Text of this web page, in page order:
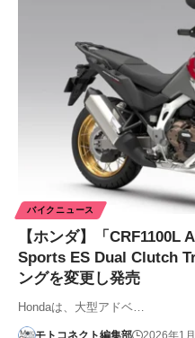
バイクニュース
【ホンダ】「
Sports ES Dual Clutch
ングを変更し発売
Hondaは、大型アドベ…
モトコネクト編集部 2026年1